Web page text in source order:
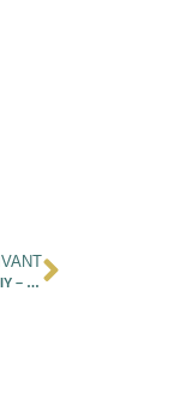
Séquence DIY – Trapilho